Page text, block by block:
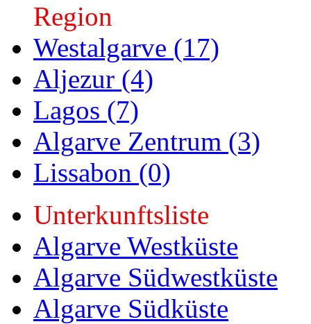
Region
Westalgarve (17)
Aljezur (4)
Lagos (7)
Algarve Zentrum (3)
Lissabon (0)
Unterkunftsliste
Algarve Westküste
Algarve Südwestküste
Algarve Südküste